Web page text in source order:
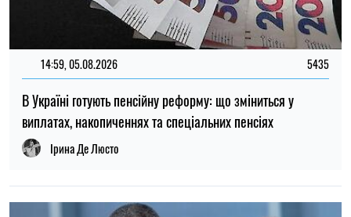
12:37, 31.07.2026
Федоров розповів про конфлікт навколо реформ армії,
ставлення до протестів та майбутнє війни — інтерв’ю NYT